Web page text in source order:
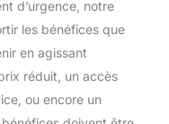
d’urgence, notre
les bénéfices que
en agissant
réduit, un accès
ou encore un